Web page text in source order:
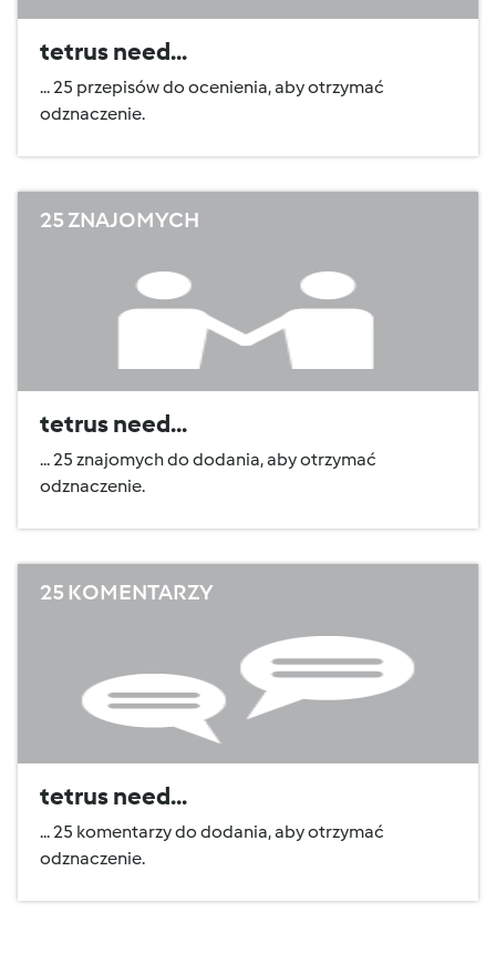
tetrus need...
... 25 przepisów do ocenienia, aby otrzymać
odznaczenie.
25 ZNAJOMYCH
tetrus need...
... 25 znajomych do dodania, aby otrzymać
odznaczenie.
25 KOMENTARZY
tetrus need...
... 25 komentarzy do dodania, aby otrzymać
odznaczenie.